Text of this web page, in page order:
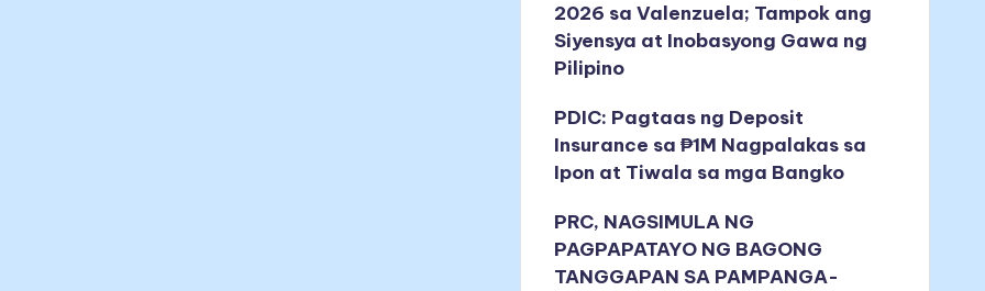
2026 sa Valenzuela; Tampok ang
Siyensya at Inobasyong Gawa ng
Pilipino
PDIC: Pagtaas ng Deposit
Insurance sa ₱1M Nagpalakas sa
Ipon at Tiwala sa mga Bangko
PRC, NAGSIMULA NG
PAGPAPATAYO NG BAGONG
TANGGAPAN SA PAMPANGA-